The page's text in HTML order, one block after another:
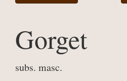
Gorget
subs. masc.